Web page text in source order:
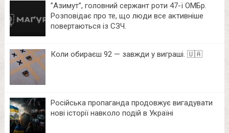
⁨”Азимут”, головний сержант роти 47-ї ОМБр.
Розповідає про те, що люди все активніше
повертаються із СЗЧ.
Коли обираєш 92 — завжди у виграші. 🇺🇦
Російська пропаганда продовжує вигадувати
нові історії навколо подій в Україні